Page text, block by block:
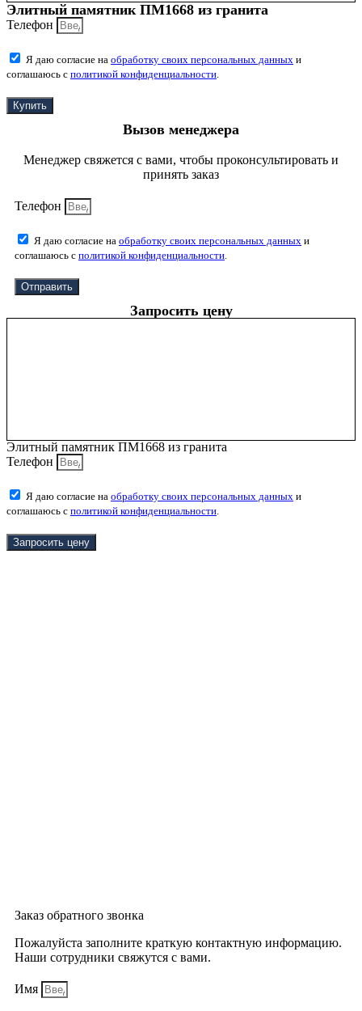
Элитный памятник ПМ1668 из гранита
Телефон
Я даю согласие на обработку своих персональных данных и
соглашаюсь с политикой конфиденциальности
Купить
Вызов менеджера
Менеджер свяжется с вами, чтобы проконсультировать и
принять заказ
Телефон
Я даю согласие на обработку своих персональных данных и
соглашаюсь с политикой конфиденциальности
Отправить
Запросить цену
Элитный памятник ПМ1668 из гранита
Телефон
Я даю согласие на обработку своих персональных данных и
соглашаюсь с политикой конфиденциальности
Запросить цену
Заказ обратного звонка
Пожалуйста заполните краткую контактную информацию.
Наши сотрудники свяжутся с вами.
Имя